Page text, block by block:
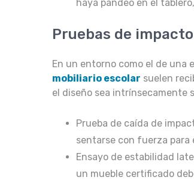
haya pandeo en el
Pruebas de
En un entorno como el de una
mobiliario escolar suelen
el diseño sea intrínsecamente
Prueba de caída de
sentarse con fuerza para
Ensayo de estabilidad
un mueble certificado